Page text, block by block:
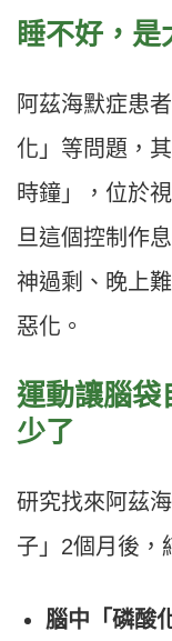
睡不好，
阿茲海默症患
化」等問題，
時鐘」，位於
旦這個控制作
神過剩、晚上
惡化。
運動讓腦袋
少了
研究找來阿茲
子」2個月後，
腦中「磷酸